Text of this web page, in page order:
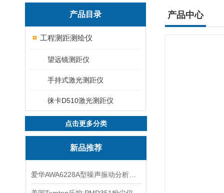
产品目录
工程测距测绘仪
望远镜测距仪
手持式激光测距仪
徕卡D510激光测距仪
点击更多分类
新品推荐
产品中心